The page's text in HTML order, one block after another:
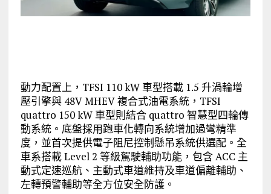
動力配置上，TFSI 110 kW 車型搭載 1.5 升渦輪增
壓引擎與 48V MHEV 複合式油電系統，TFSI
quattro 150 kW 車型則結合 quattro 智慧型四輪傳
動系統。底盤採用跑車化轉向系統增加過彎精準
度，並首次提供電子阻尼控制懸吊系統供選配。全
車系搭載 Level 2 等級駕駛輔助功能，包含 ACC 主
動式定速巡航、主動式車道維持及車道偏離輔助、
左轉預警輔助等全方位安全防護。